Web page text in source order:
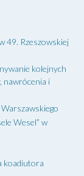
49. Rzeszowskiej
kolejnych
nawrócenia i
Wesel” w
koadiutora